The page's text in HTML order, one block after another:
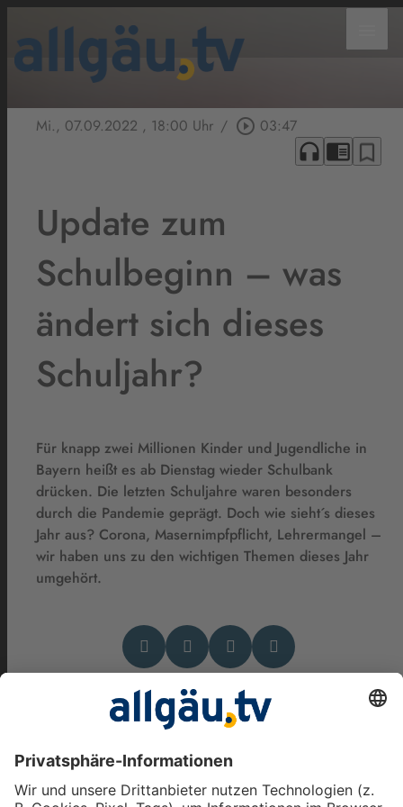
Mi., 07.09.2022 , 18:00 Uhr / play_circle_outline 03:47
headphones chrome_reader_mode bookmark_border
Update zum
Schulbeginn – was
ändert sich dieses
Schuljahr?
Für knapp zwei Millionen Kinder und Jugendliche in
Bayern heißt es ab Dienstag wieder Schulbank
drücken. Die letzten Schuljahre waren besonders
durch die Pandemie geprägt. Doch wie sieht´s dieses
Jahr aus? Corona, Masernimpfpflicht, Lehrermangel –
wir haben uns zu den wichtigen Themen dieses Jahr
umgehört.
Das könnte Dich auch
interessieren